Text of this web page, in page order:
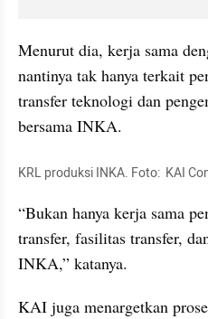
Menurut dia, kerja sama
nantinya tak hanya terkait
transfer teknologi dan
bersama INKA.
KRL produksi INKA. Foto:  KAI
“Bukan hanya kerja sama
transfer, fasilitas transfer,
INKA,” katanya.
KAI juga menargetkan